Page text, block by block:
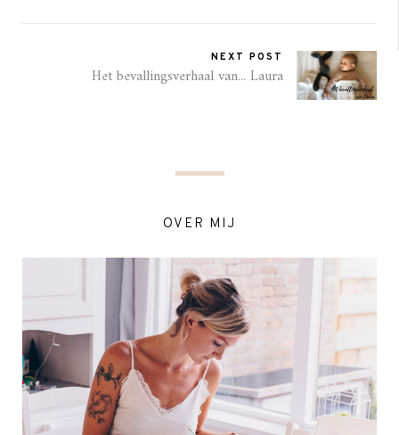
NEXT POST
Het bevallingsverhaal van... Laura
OVER MIJ